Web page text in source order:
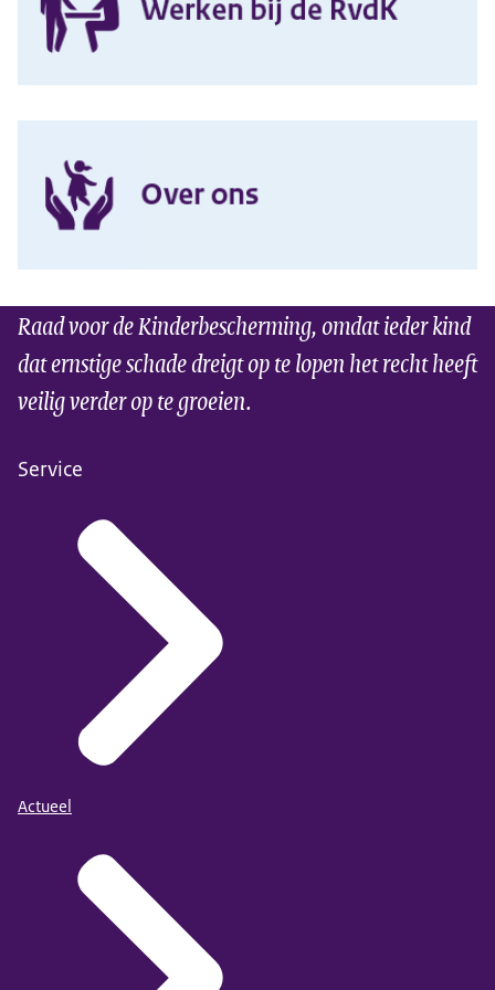
Werken voor Nederland
de RvdK vinden? Dan betekent dit dat we op dit
moment geen ruimte hebben voor stagiairs.
Vraag eventueel bij de contactpersoon van jouw
Kinderbescherming. Meer over de functies bij onze
organisatie vind je op
Kinderbescherming
Raad voor de Kinderbescherming, omdat ieder kind
dat ernstige schade dreigt op te lopen het recht heeft
veilig verder op te groeien.
Service
Actueel